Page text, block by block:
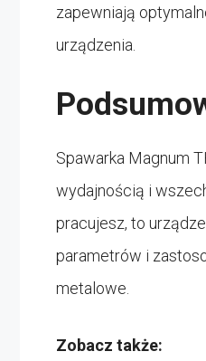
zapewniają
urządzenia.
Spawarka Magnum
wydajnością i
pracujesz, to
parametrów i
metalowe.
Zobacz także: